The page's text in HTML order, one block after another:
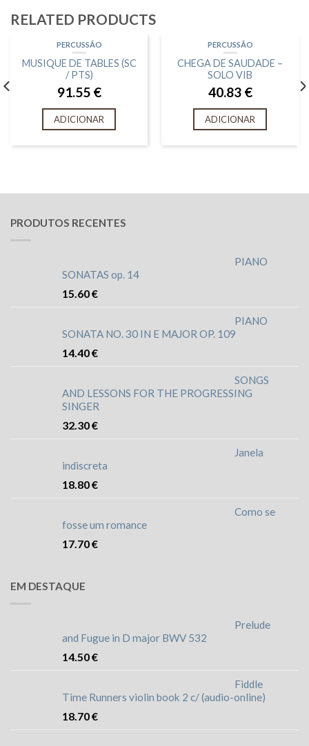
RELATED PRODUCTS
PERCUSSÃO
MUSIQUE DE TABLES (SC
/ PTS)
91.55 €
ADICIONAR
PERCUSSÃO
CHEGA DE SAUDADE –
SOLO VIB
40.83 €
ADICIONAR
PRODUTOS RECENTES
PIANO
SONATAS op. 14
15.60€
PIANO
SONATA NO. 30 IN E MAJOR OP. 109
14.40€
SONGS
AND LESSONS FOR THE PROGRESSING
SINGER
32.30€
Janela
indiscreta
18.80€
Como se
fosse um romance
17.70€
EM DESTAQUE
Prelude
and Fugue in D major BWV 532
14.50€
Fiddle
Time Runners violin book 2 c/ (audio-online)
18.70€